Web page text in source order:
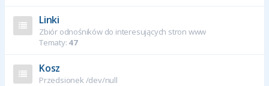
Linki
Zbiór odnośników do interesujących stron www
Tematy: 47
Kosz
Przedsionek /dev/null